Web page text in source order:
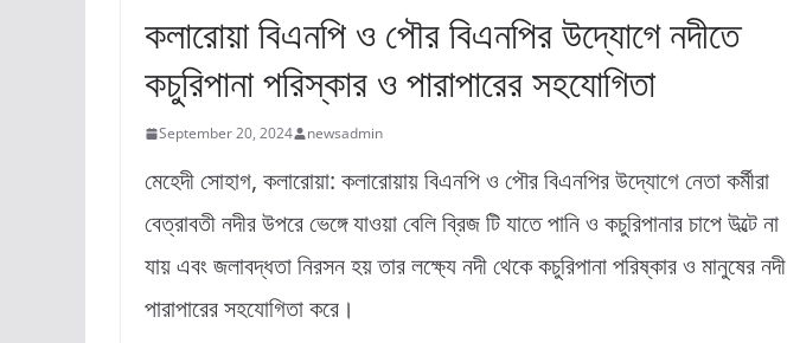
কলারোয়া বিএনপি ও পৌর বিএনপির উদ্যোগে নদীতে
কচুরিপানা পরিস্কার ও পারাপারের সহযোগিতা
September 20, 2024 newsadmin
মেহেদী সোহাগ, কলারোয়া: কলারোয়ায় বিএনপি ও পৌর বিএনপির উদ্যোগে নেতা কর্মীরা
বেত্রাবতী নদীর উপরে ভেঙ্গে যাওয়া বেলি ব্রিজ টি যাতে পানি ও কচুরিপানার চাপে উল্টে না
যায় এবং জলাবদ্ধতা নিরসন হয় তার লক্ষ্যে নদী থেকে কচুরিপানা পরিষ্কার ও মানুষের নদী
পারাপারের সহযোগিতা করে।